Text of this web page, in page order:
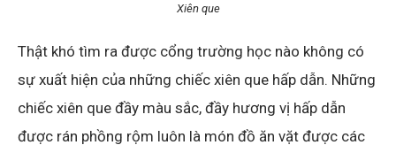
Xiên que
Thật khó tìm ra được cổng trường học nào không có
sự xuất hiện của những chiếc xiên que hấp dẫn. Những
chiếc xiên que đầy màu sắc, đầy hương vị hấp dẫn
được rán phồng rộm luôn là món đồ ăn vặt được các